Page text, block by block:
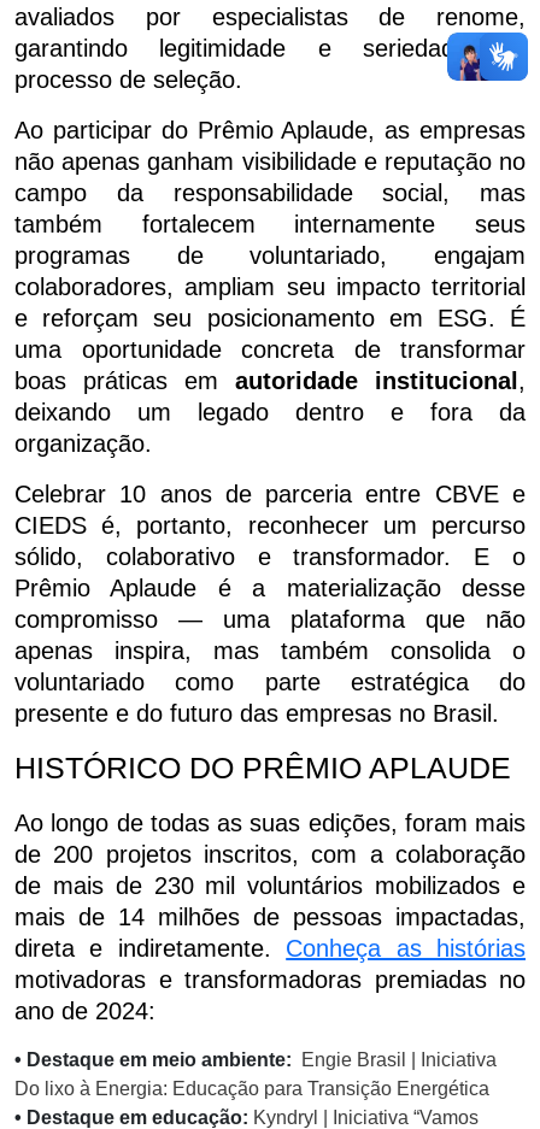
avaliados por especialistas de renome,
garantindo legitimidade e seriedade ao
processo de seleção.
Ao participar do Prêmio Aplaude, as empresas
não apenas ganham visibilidade e reputação no
campo da responsabilidade social, mas
também fortalecem internamente seus
programas de voluntariado, engajam
colaboradores, ampliam seu impacto territorial
e reforçam seu posicionamento em ESG. É
uma oportunidade concreta de transformar
boas práticas em autoridade institucional ,
deixando um legado dentro e fora da
organização.
Celebrar 10 anos de parceria entre CBVE e
CIEDS é, portanto, reconhecer um percurso
sólido, colaborativo e transformador. E o
Prêmio Aplaude é a materialização desse
compromisso — uma plataforma que não
apenas inspira, mas também consolida o
voluntariado como parte estratégica do
presente e do futuro das empresas no Brasil.
HISTÓRICO DO PRÊMIO APLAUDE
Ao longo de todas as suas edições, foram mais
de 200 projetos inscritos, com a colaboração
de mais de 230 mil voluntários mobilizados e
mais de 14 milhões de pessoas impactadas,
direta e indiretamente. Conheça as histórias
motivadoras e transformadoras premiadas no
ano de 2024:
• Destaque em meio ambiente:
Engie Brasil | Iniciativa
Do lixo à Energia: Educação para Transição Energética
• Destaque em educação: Kyndryl | Iniciativa “Vamos